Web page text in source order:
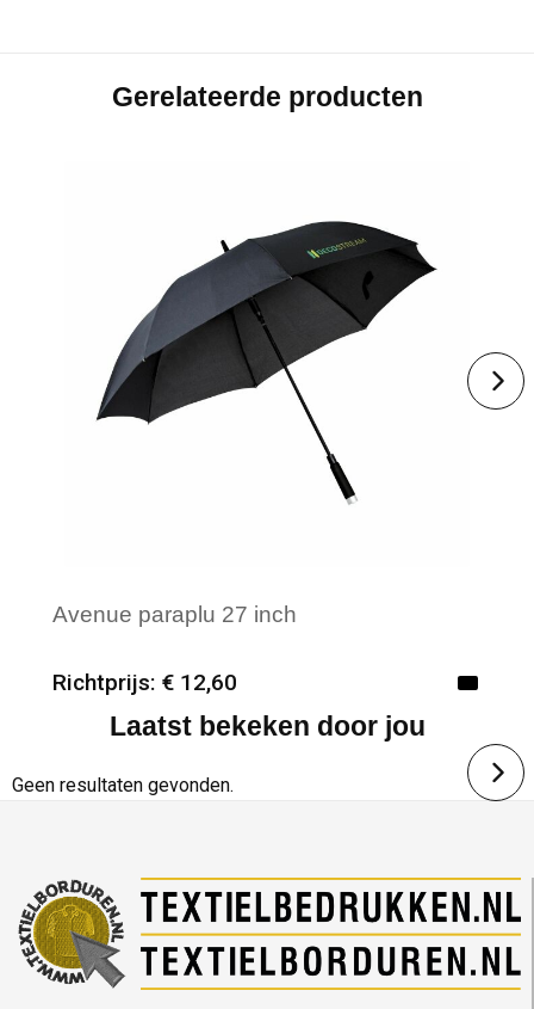
Gerelateerde producten
Avenue paraplu 27 inch
Richtprijs: € 12,60
Minimale afname: 12
Laatst bekeken door jou
Geen resultaten gevonden.